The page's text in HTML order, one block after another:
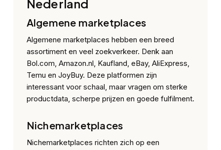
Nederland
Algemene marketplaces
Algemene marketplaces hebben een breed
assortiment en veel zoekverkeer. Denk aan
Bol.com, Amazon.nl, Kaufland, eBay, AliExpress,
Temu en JoyBuy. Deze platformen zijn
interessant voor schaal, maar vragen om sterke
productdata, scherpe prijzen en goede fulfilment.
Nichemarketplaces
Nichemarketplaces richten zich op een